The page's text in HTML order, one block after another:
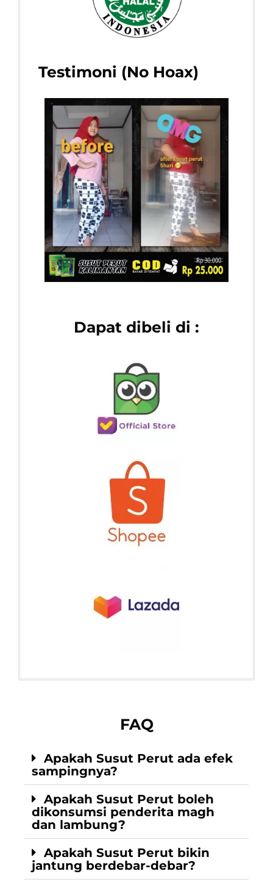
Testimoni (No Hoax)
Dapat dibeli di :
FAQ
Apakah Susut Perut ada efek
sampingnya?
Apakah Susut Perut boleh
dikonsumsi penderita magh
dan lambung?
Apakah Susut Perut bikin
jantung berdebar-debar?